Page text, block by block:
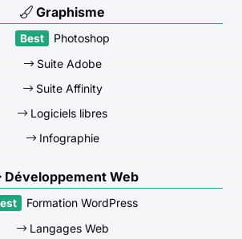
Graphisme
Photoshop
Suite Adobe
Suite Affinity
Logiciels libres
Infographie
Développement Web
Formation WordPress
Langages Web